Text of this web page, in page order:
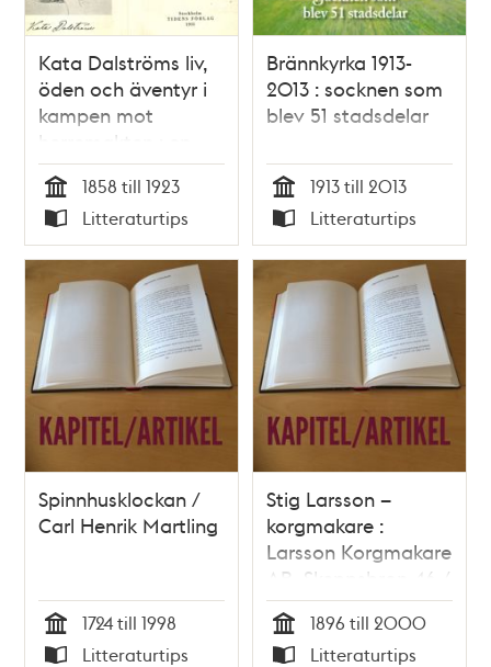
Kata Dalströms liv,
öden och äventyr i
kampen mot
herremakten : en
krönika / Fredrik
Ström
Tid
1858 till 1923
Typ
Litteraturtips
Brännkyrka 1913-
2013 : socknen som
blev 51 stadsdelar
Tid
1913 till 2013
Typ
Litteraturtips
Spinnhusklockan /
Carl Henrik Martling
Tid
1724 till 1998
Litteraturtips
Stig Larsson –
korgmakare :
Larsson Korgmakare
AB, Skeppsbron 46 /
Arne Biörnstad
Tid
1896 till 2000
Litteraturtips